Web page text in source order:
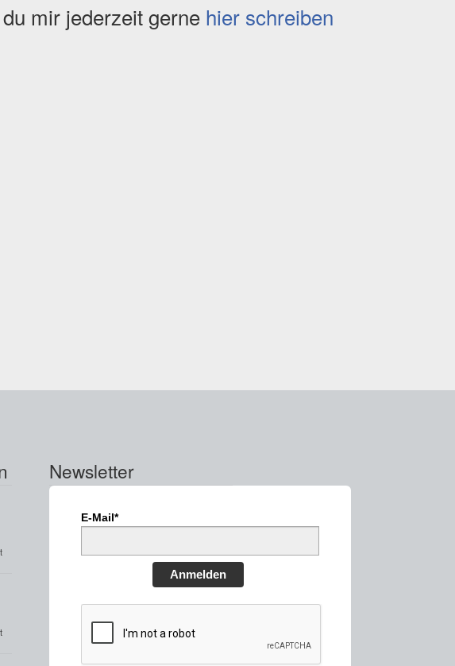
mir jederzeit gerne hier schreiben
Newsletter
E-Mail*
Anmelden